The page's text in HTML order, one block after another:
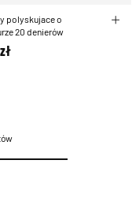
polyskujace o
20 denierów